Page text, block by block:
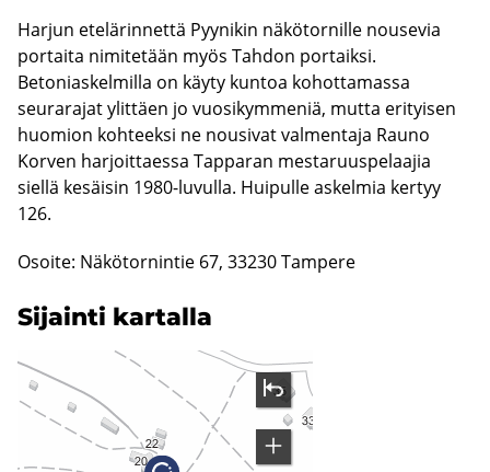
Harjun etelärinnettä Pyynikin näkötornille nousevia
portaita nimitetään myös Tahdon portaiksi.
Betoniaskelmilla on käyty kuntoa kohottamassa
seurarajat ylittäen jo vuosikymmeniä, mutta erityisen
huomion kohteeksi ne nousivat valmentaja Rauno
Korven harjoittaessa Tapparan mestaruuspelaajia
siellä kesäisin 1980-luvulla. Huipulle askelmia kertyy
126.
Osoite: Näkötornintie 67, 33230 Tampere
Si­jain­ti kar­tal­la